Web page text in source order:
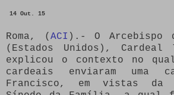
14 Out. 15
Roma, ( ACI ).- O Arcebispo
(Estados Unidos), Cardeal
explicou o contexto no
cardeais enviaram uma
Francisco, em vistas da